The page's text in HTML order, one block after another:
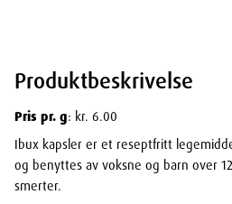
Produktbeskrivelse
Pris pr. g: kr. 6.00
Ibux kapsler er et reseptfritt
og benyttes av voksne og barn over
smerter.